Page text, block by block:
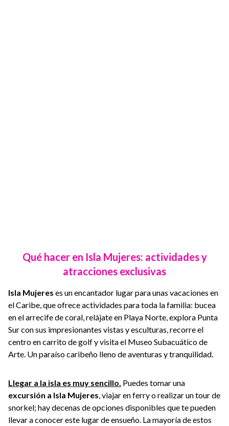
Qué hacer en Isla Mujeres: actividades y
atracciones exclusivas
Isla Mujeres es un encantador lugar para unas vacaciones en
el Caribe, que ofrece actividades para toda la familia: bucea
en el arrecife de coral, relájate en Playa Norte, explora Punta
Sur con sus impresionantes vistas y esculturas, recorre el
centro en carrito de golf y visita el Museo Subacuático de
Arte. Un paraíso caribeño lleno de aventuras y tranquilidad.
Llegar a la isla es muy sencillo. Puedes tomar una
excursión a Isla Mujeres, viajar en ferry o realizar un tour de
snorkel; hay decenas de opciones disponibles que te pueden
llevar a conocer este lugar de ensueño. La mayoría de estos